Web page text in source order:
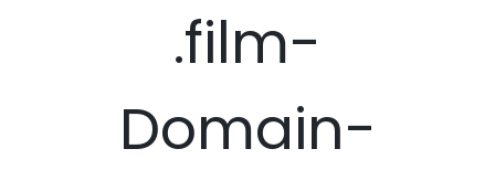
.film-
Domain-